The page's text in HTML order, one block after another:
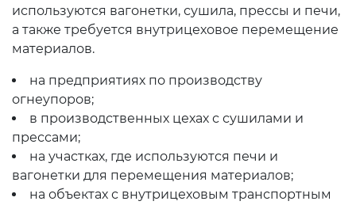
используются вагонетки, сушила, прессы и печи,
а также требуется внутрицеховое перемещение
материалов.
на предприятиях по производству
огнеупоров;
в производственных цехах с сушилами и
прессами;
на участках, где используются печи и
вагонетки для перемещения материалов;
на объектах с внутрицеховым транспортным